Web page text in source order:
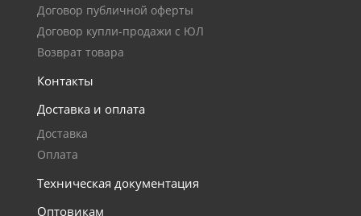
Договор публичной оферты
Договор купли-продажи с ЮЛ
Возврат товара
Контакты
Доставка и оплата
Доставка
Оплата
Техническая документация
Оптовикам